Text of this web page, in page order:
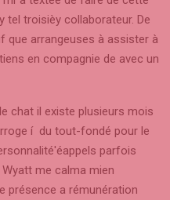
tel troisièy collaborateur. De
que arrangeuses à assister à
en compagnie de avec un
chat il existe plusieurs mois
í du tout-fondé pour le
parfois
me calma mien
présence a rémunération